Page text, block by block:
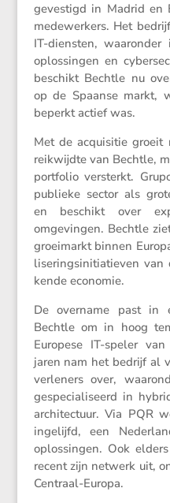
geves­tigd in Madrid en
medewer­kers. Het
IT-diensten,
op­los­singen en
beschikt Bechtle nu
op de Spaanse markt,
beperkt actief was.
Met de acqui­sitie
reikwijdte van Bechtle,
port­folio versterkt.
publieke sector als
en beschikt over
omgevingen. Bechtle
groei­markt binnen
li­se­rings­ini­ti­a­tieven
kende economie.
De overname past in
Bechtle om in hoog
Europese IT-speler
jaren nam het bedrijf al
ver­le­ners over,
gespe­ci­a­li­seerd in
archi­tec­tuur. Via PQR
ingelijfd, een
oplos­singen. Ook
recent zijn netwerk uit,
Centraal-Europa.